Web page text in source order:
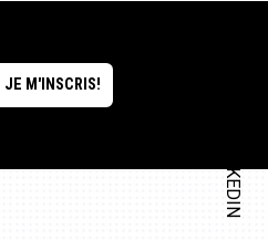
LINKEDIN